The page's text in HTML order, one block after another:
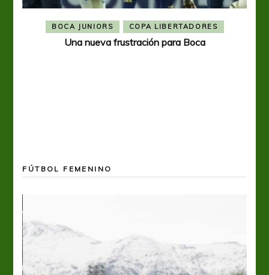
BOCA JUNIORS COPA LIBERTADORES
Una nueva frustración para Boca
FÚTBOL FEMENINO